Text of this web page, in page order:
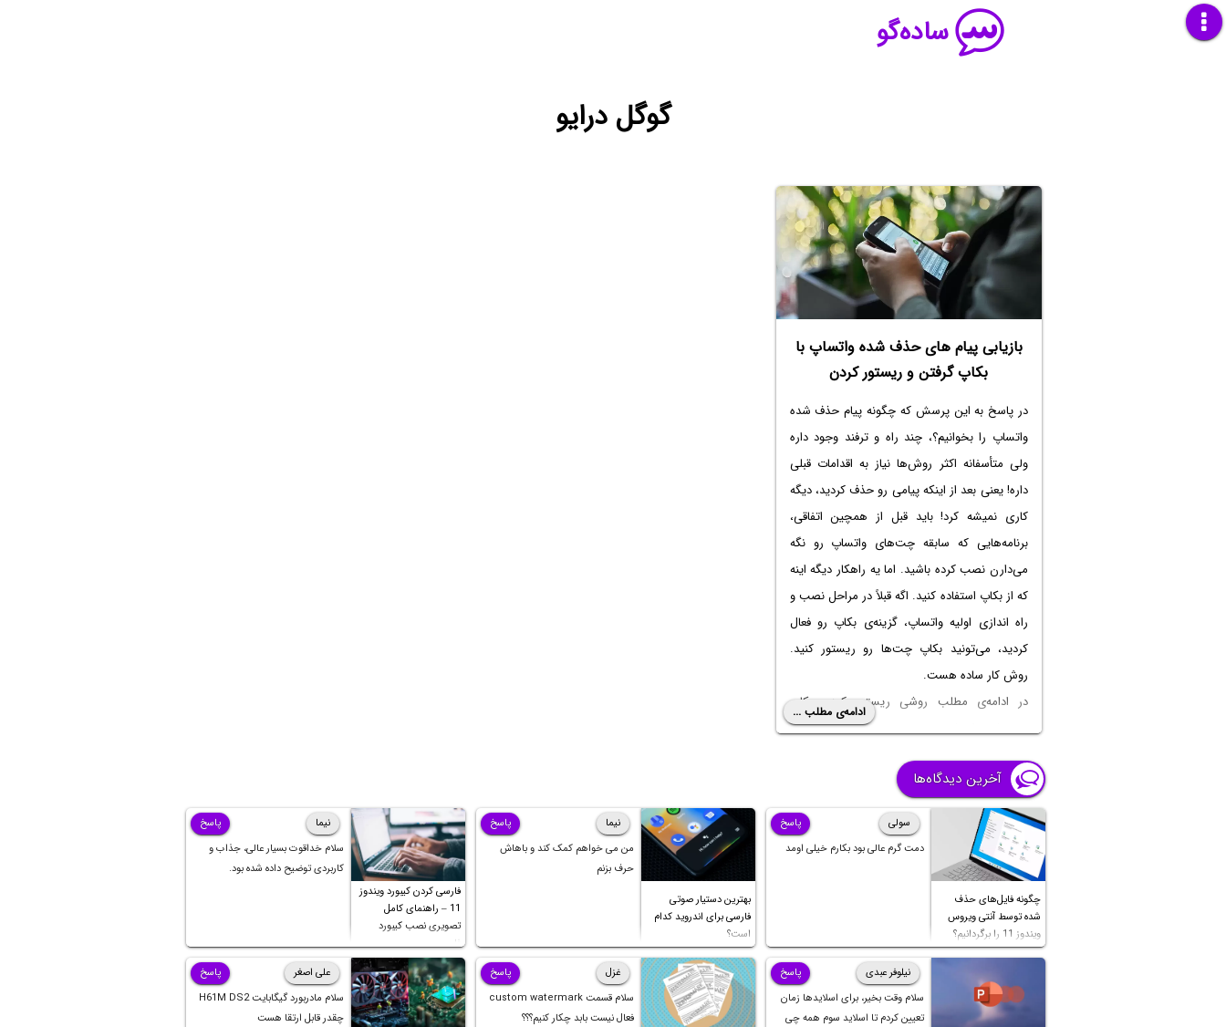
ساده‌گو
گوگل درایو
بازیابی پیام های حذف شده واتساپ با
بکاپ گرفتن و ریستور کردن
در پاسخ به این پرسش که چگونه پیام حذف شده
واتساپ را بخوانیم؟، چند راه و ترفند وجود داره
ولی متأسفانه اکثر روش‌ها نیاز به اقدامات قبلی
داره! یعنی بعد از اینکه پیامی رو حذف کردید، دیگه
کاری نمیشه کرد! باید قبل از همچین اتفاقی،
برنامه‌هایی که سابقه چت‌های واتساپ رو نگه
می‌دارن نصب کرده باشید. اما یه راهکار دیگه اینه
که از بکاپ استفاده کنید. اگه قبلاً در مراحل نصب و
راه اندازی اولیه واتساپ، گزینه‌ی بکاپ رو فعال
کردید، می‌تونید بکاپ چت‌ها رو ریستور کنید.
روش کار ساده هست.
در ادامه‌ی مطلب روشی ریستور کردن بکاپ
چت‌های واتساپ رو توضیح می‌دیم. اگر آیفون
واتساپ در ایفون هستید و همین‌طور اگه گوشی
اندروید دارید و سوالتون ایه که چگونه پیام های
حذف شده واتساپ را بخوانیم بدون برنامه، با ما
همراه باشید.
ادامه‌ی مطلب ...
آخرین دیدگاه‌ها
چگونه فایل‌های حذف
شده توسط آنتی ویروس
ویندوز 11 را برگردانیم؟
سولی
دمت گرم عالی بود بکارم خیلی اومد
پاسخ
بهترین دستیار صوتی
فارسی برای اندروید کدام
است؟
نیما
من می خواهم کمک کند و باهاش
حرف بزنم
پاسخ
فارسی کردن کیبورد ویندوز
11 – راهنمای کامل
تصویری نصب کیبورد
فارسی
نیما
سلام خداقوت بسیار عالی، جذاب و
کاربردی توضیح داده شده بود.
پاسخ
نیلوفر عبدی
سلام وقت بخیر، برای اسلایدها زمان
تعیین کردم تا اسلاید سوم همه چی
پاسخ
غزل
سلام قسمت custom watermark
فعال نیست بابد چکار کنیم؟؟؟
پاسخ
علی اصغر
سلام مادربورد گیگابایت H61M DS2
چقدر قابل ارتقا هست
پاسخ